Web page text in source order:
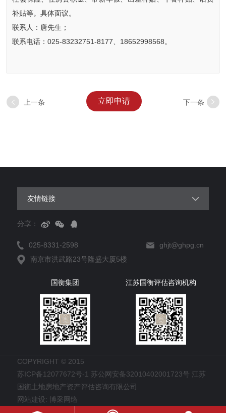
补贴等。具体面议。
联系人：唐先生；
联系电话：025-83232751-8177、18652998568。
上一条 下一条
立即申请
友情链接
分享：
025-8331-2598
ghjt@ghpg.cn
南京市洪武路23号隆盛大厦5楼
国衡集团 江苏国衡评估咨询机构
COPYRIGHT © 2015
苏ICP备12077672号-1 苏公网安备32010402001723号 江苏
国衡土地房地产资产评估咨询有限公司
网站建设: 博采网络